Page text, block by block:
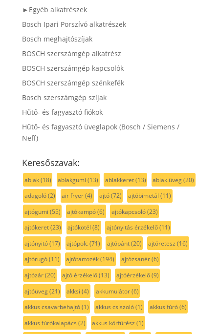
►Egyéb alkatrészek
Bosch Ipari Porszívó alkatrészek
Bosch meghajtószíjak
BOSCH szerszámgép alkatrész
BOSCH szerszámgép kapcsolók
BOSCH szerszámgép szénkefék
Bosch szerszámgép szíjak
Hűtő- és fagyasztó fiókok
Hűtő- és fagyasztó üveglapok (Bosch / Siemens /
Neff)
Keresőszavak:
ablak(18) ablakgumi (13) ablakkeret(13) ablak üveg(20)
adagoló(2) air fryer(4) ajtó(72) ajtóbimetál (11)
ajtógumi (55) ajtókampó(6) ajtókapcsoló(23)
ajtókeret(23) ajtókötél (8) ajtónyitás érzékelő(11)
ajtónyitó(17) ajtópolc(71) ajtópánt(20) ajtóretesz (16)
ajtórugó(11) ajtótartozék(194) ajtózsanér(6)
ajtózár(20) ajtó érzékelő(13) ajtóérzékelő(9)
ajtóüveg(21) akksi (4) akkumulátor(6)
akkus csavarbehajtó(1) akkus csiszoló(1) akkus fúró(6)
akkus fúrókalapács (2) akkus körfűrész (1)